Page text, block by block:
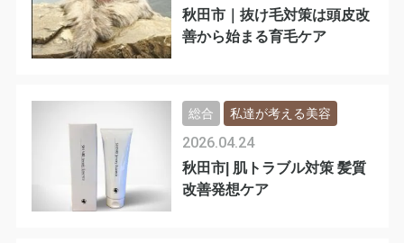
秋田市｜抜け毛対策は頭皮改
善から始まる育毛ケア
秋田市| 肌トラブル対策 髪質
改善発想ケア
2026.04.24
総合 私達が考える美容